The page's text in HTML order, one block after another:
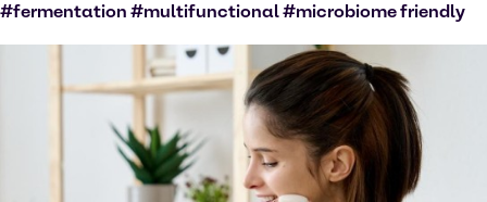
#fermentation #multifunctional #microbiome friendly